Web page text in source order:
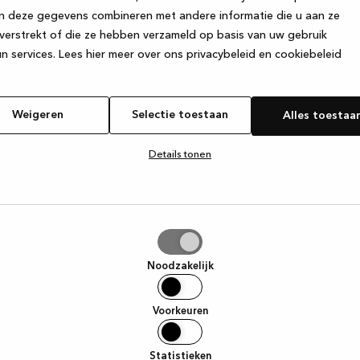
deze gegevens combineren met andere informatie die u aan ze
of die ze hebben verzameld op basis van uw gebruik
services. Lees hier meer over ons privacybeleid en cookiebeleid
Weigeren Selectie toestaan Alles
Details tonen
Noodzakelijk
Voorkeuren
Statistieken
has occurred while loadingwww.kvik.be (see the